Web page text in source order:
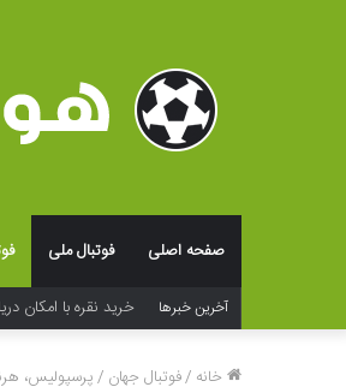
صفحه اصلی فوتبال ملی
آخرین خبرها
خرید نقره با امکان
خانه /فوتبال جهان /پرسپولیس،